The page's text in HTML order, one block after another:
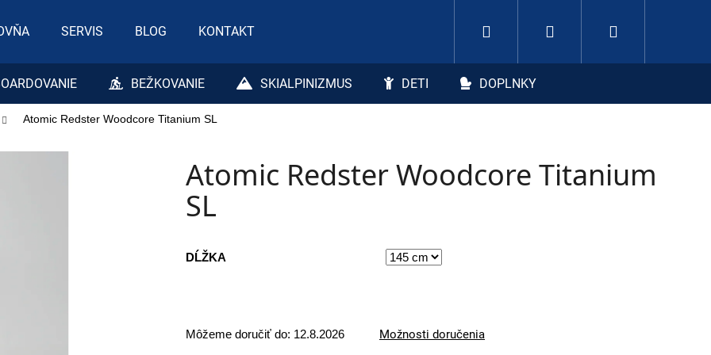
SERVIS BLOG KONTAKT Prihlásenie
BEŽKOVANIE SKIALPINIZMUS DETI DOPLNKY
Atomic Redster Woodcore Titanium SL
Atomic Redster Woodcore Titanium
SL
DĹŽKA
Môžeme doručiť do: 12.8.2026 Možnosti doručenia
potrebujete nájsť?